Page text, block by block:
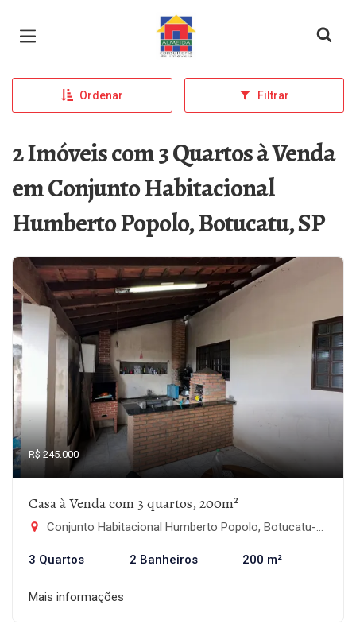
Página inicial
Ordenar Filtrar
2 Imóveis com 3 Quartos à Venda
em Conjunto Habitacional
Humberto Popolo, Botucatu, SP
R$ 245.000
Casa à Venda com 3 quartos, 200m²
Conjunto Habitacional Humberto Popolo, Botucatu-SP
3 Quartos 2 Banheiros 200 m²
Mais informações